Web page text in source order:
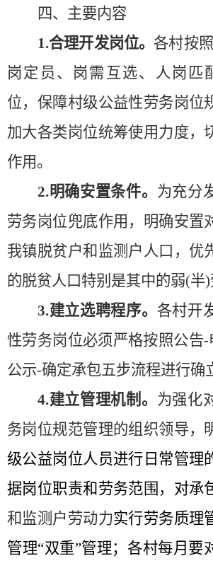
四、主要内容
1.合理开发岗位。各村按照
岗定员、岗需互选、人岗匹
位，保障村级公益性劳务岗位
加大各类岗位统筹使用力度，
作用。
2.明确安置条件。 为充分
劳务岗位兜底作用， 明确安置
我镇脱贫户和监测户人口 ， 优
的脱贫人口特别是其中的弱(半)
3.建立选聘程序。 各村开
性劳务岗位必须严格按照公告-
公示-确定承包五步流程进行确
4.建立管理机制。 为强化
务岗位规范管理的组织领导，
级公益岗位人员进行日常管理
据岗位职责和劳务范围， 对承
和监测户 劳动力实行劳务质理
管理“双重”管理； 各村每月要